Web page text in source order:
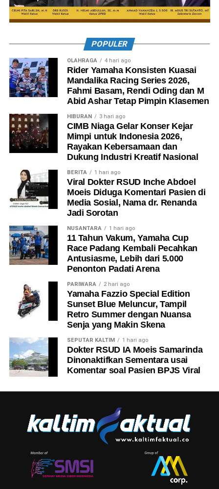
POPULER
OLAHRAGA 4 hari ago
Rider Yamaha Konsisten Kuasai
Mandalika Racing Series 2026,
Fahmi Basam, Rendi Oding dan M
Abid Ashar Tetap Pimpin Klasemen
HIBURAN 3 hari ago
CIMB Niaga Gelar Konser Kejar
Mimpi untuk Indonesia 2026,
Rayakan Kebersamaan dan
Dukung Industri Kreatif Nasional
BERITA 1 hari ago
Viral Dokter RSUD Inche Abdoel
Moeis Diduga Komentari Pasien di
Media Sosial, Nama dr. Renanda
Jadi Sorotan
NUSANTARA 1 hari ago
11 Tahun Vakum, Yamaha Cup
Race Padang Kembali Pecahkan
Antusiasme, Lebih dari 5.000
Penonton Padati Arena
PARIWARA 2 hari ago
Yamaha Fazzio Special Edition
Sunset Blue Meluncur, Tampil
Retro Summer dengan Nuansa
Senja yang Makin Skena
SEPUTAR KALTIM 1 hari ago
Dokter RSUD IA Moeis Samarinda
Dinonaktifkan Sementara usai
Komentar soal Pasien BPJS Viral